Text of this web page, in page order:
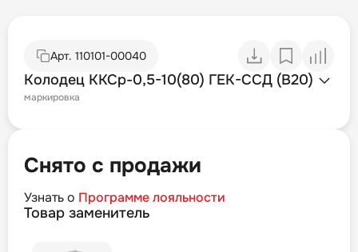
Арт. 110101-00040
Колодец ККСр-0,5-10(80) ГЕК-ССД (В20)
маркировка
Снято с продажи
Узнать о Программе лояльности
Товар заменитель